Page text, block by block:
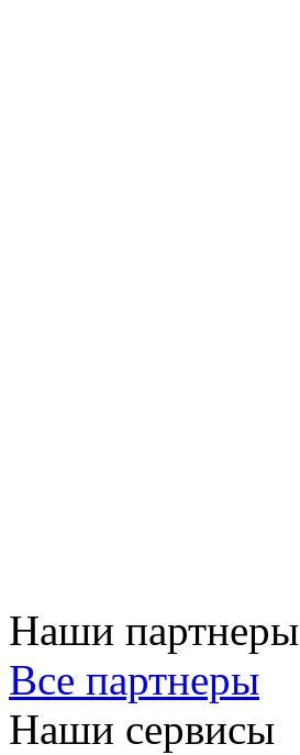
Наши партнеры
Все партнеры
Наши сервисы